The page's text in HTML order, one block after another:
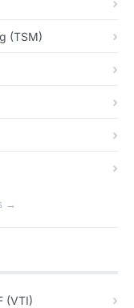
(TSM)
→
(VTI)